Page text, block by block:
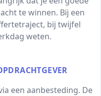
te winnen. Bij een
bij twijfel
weten.
een aanbesteding. De